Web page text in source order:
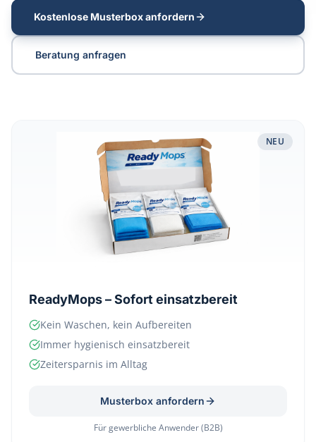
Kostenlose Musterbox anfordern
Beratung anfragen
NEU
ReadyMops – Sofort einsatzbereit
Kein Waschen, kein Aufbereiten
Immer hygienisch einsatzbereit
Zeitersparnis im Alltag
Musterbox anfordern
Für gewerbliche Anwender (B2B)